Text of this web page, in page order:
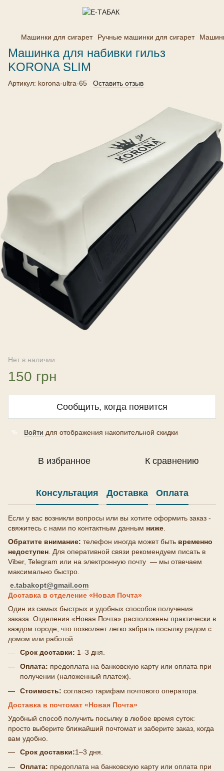
Машинки для сигарет Ручные машинки для сигарет
Машинка для набивки гильз
KORONA SLIM
Артикул: korona-ultra-65 Оставить отзыв
Нет в наличии
150 грн
Сообщить, когда появится
% Войти для отображения накопительной скидки
В избранное К сравнению
Консультация Доставка Оплата
Если у вас возникли вопросы или вы хотите оформить заказ -
свяжитесь с нами по контактным данным ниже
Обратите внимание: телефон иногда может быть временно
недоступен . Для оперативной связи рекомендуем писать в
Viber, Telegram или на электронную почту — мы отвечаем
максимально быстро.
e.tabakopt@gmail.com
Доставка в отделение «Новая Почта»
Один из самых быстрых и удобных способов получения
заказа. Отделения «Новая Почта» расположены практически в
каждом городе, что позволяет легко забрать посылку рядом с
домом или работой.
Срок доставки: 1–3 дня.
Оплата: предоплата на банковскую карту или оплата при
получении (наложенный платеж).
Стоимость: согласно тарифам почтового оператора.
Доставка в почтомат «Новая Почта»
Удобный способ получить посылку в любое время суток:
просто выберите ближайший почтомат и заберите заказ, когда
вам удобно.
Срок доставки:1–3 дня.
Оплата: предоплата на банковскую карту или оплата при